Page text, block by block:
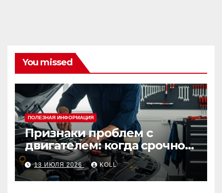
You missed
ПОЛЕЗНАЯ ИНФОРМАЦИЯ
Признаки проблем с
двигателем: когда срочно
ехать в сервис
13 ИЮЛЯ 2026 KOLL